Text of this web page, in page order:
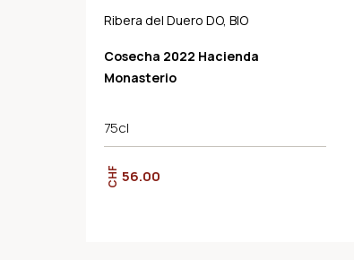
Ribera del Duero DO, BIO
Cosecha 2022 Hacienda
Monasterio
75cl
CHF 56.00